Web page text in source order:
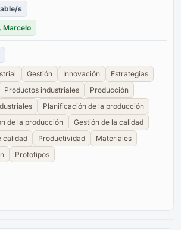
s
Marcelo
Gestión Innovación
Estrategias
Productos industriales
Producción
Planificación de la producción
de la producción
Gestión de la calidad
calidad
Productividad
Materiales
Prototipos